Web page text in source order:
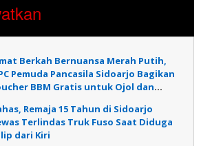
Berkah Bernuansa Merah Putih,
Pemuda Pancasila Sidoarjo Bagikan
BBM Gratis untuk Ojol dan
Remaja 15 Tahun di Sidoarjo
Terlindas Truk Fuso Saat Diduga
dari Kiri